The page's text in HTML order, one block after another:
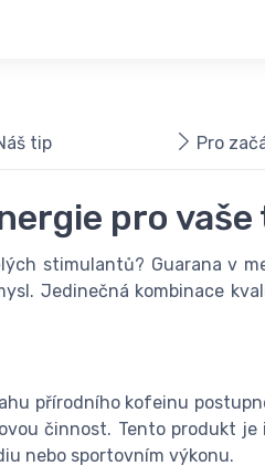
tip Pro
pro vaše
stimulantů? Guarana v
Jedinečná kombinace
přírodního kofeinu
činnost. Tento produkt
nebo sportovním výkonu.